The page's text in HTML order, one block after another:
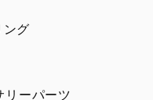
ング
リーパーツ